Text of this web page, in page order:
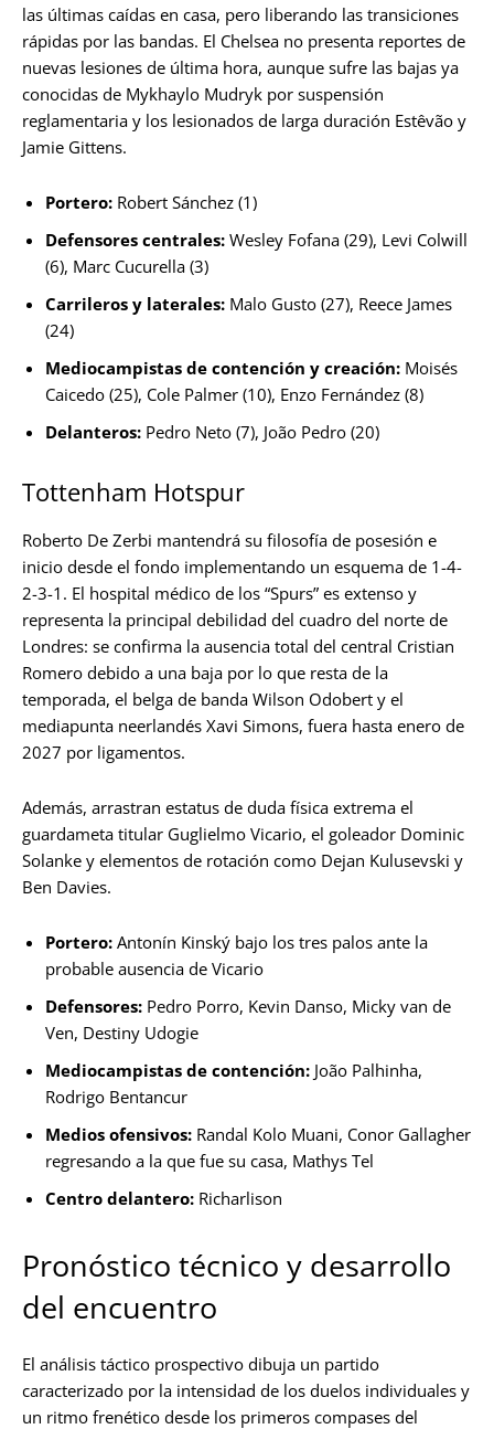
las últimas caídas en casa, pero liberando las transiciones
rápidas por las bandas. El Chelsea no presenta reportes de
nuevas lesiones de última hora, aunque sufre las bajas ya
conocidas de Mykhaylo Mudryk por suspensión
reglamentaria y los lesionados de larga duración Estêvão y
Jamie Gittens.
Portero: Robert Sánchez (1)
Defensores centrales: Wesley Fofana (29), Levi Colwill
(6), Marc Cucurella (3)
Carrileros y laterales: Malo Gusto (27), Reece James
(24)
Mediocampistas de contención y creación: Moisés
Caicedo (25), Cole Palmer (10), Enzo Fernández (8)
Delanteros: Pedro Neto (7), João Pedro (20)
Tottenham Hotspur
Roberto De Zerbi mantendrá su filosofía de posesión e
inicio desde el fondo implementando un esquema de 1-4-
2-3-1. El hospital médico de los “Spurs” es extenso y
representa la principal debilidad del cuadro del norte de
Londres: se confirma la ausencia total del central Cristian
Romero debido a una baja por lo que resta de la
temporada, el belga de banda Wilson Odobert y el
mediapunta neerlandés Xavi Simons, fuera hasta enero de
2027 por ligamentos.
Además, arrastran estatus de duda física extrema el
guardameta titular Guglielmo Vicario, el goleador Dominic
Solanke y elementos de rotación como Dejan Kulusevski y
Ben Davies.
Portero: Antonín Kinský bajo los tres palos ante la
probable ausencia de Vicario
Defensores: Pedro Porro, Kevin Danso, Micky van de
Ven, Destiny Udogie
Mediocampistas de contención: João Palhinha,
Rodrigo Bentancur
Medios ofensivos: Randal Kolo Muani, Conor Gallagher
regresando a la que fue su casa, Mathys Tel
Centro delantero: Richarlison
Pronóstico técnico y desarrollo
del encuentro
El análisis táctico prospectivo dibuja un partido
caracterizado por la intensidad de los duelos individuales y
un ritmo frenético desde los primeros compases del